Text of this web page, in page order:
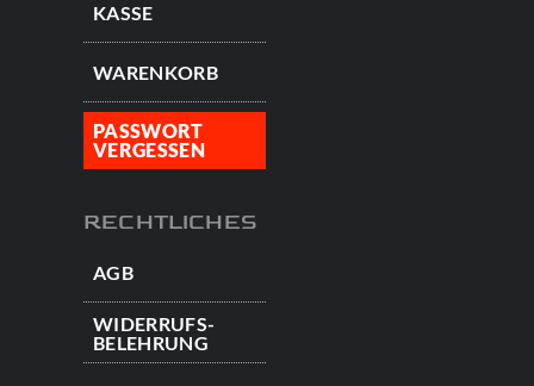
KASSE
WARENKORB
PASSWORT
VERGESSEN
RECHTLICHES
AGB
WIDERRUFS­
BELEHRUNG